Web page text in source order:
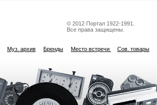
© 2012 Портал 1922-1991.
Все права защищены.
Муз. архив Бренды Место встречи Сов. товары